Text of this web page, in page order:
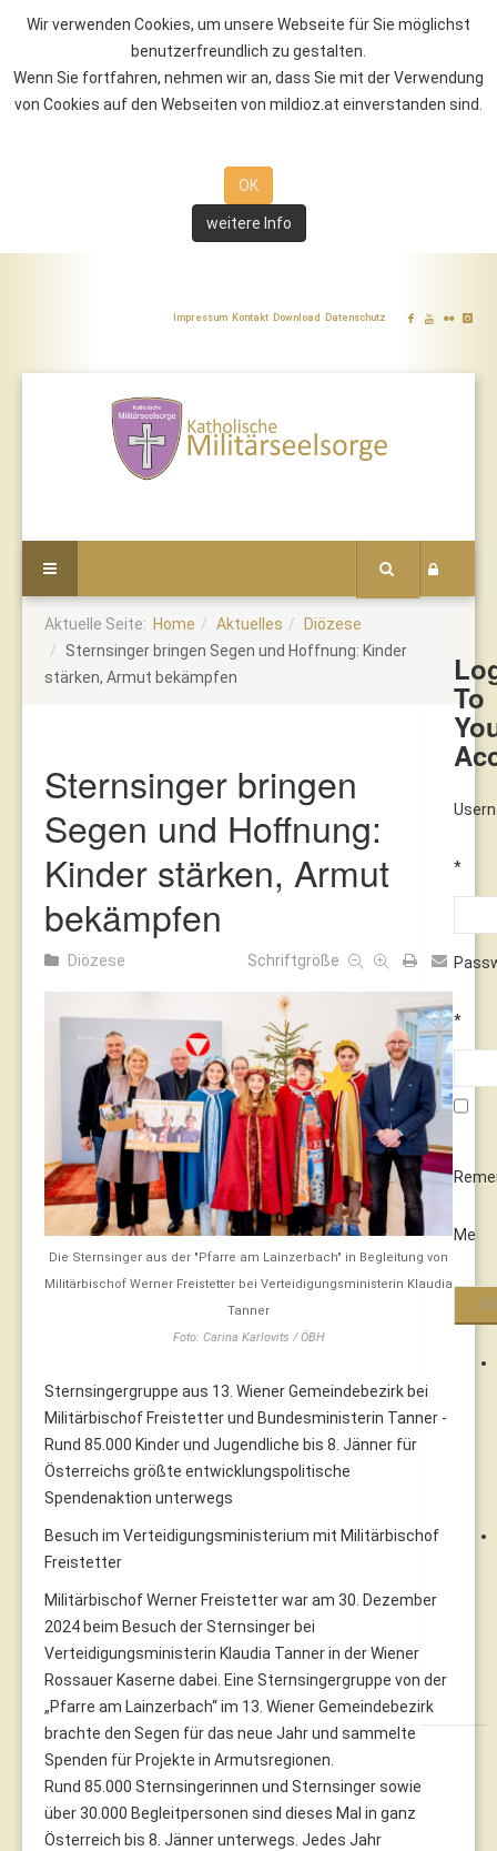
Wir verwenden Cookies, um unsere Webseite für Sie möglichst
benutzerfreundlich zu gestalten.
Wenn Sie fortfahren, nehmen wir an, dass Sie mit der Verwendung
von Cookies auf den Webseiten von mildioz.at einverstanden sind.
OK
weitere Info
Impressum Kontakt Download Datenschutz
To
*
*
Me
Aktuelle Seite: Home Aktuelles
Diözese
Sternsinger bringen Segen und Hoffnung: Kinder
stärken, Armut bekämpfen
Sternsinger bringen
Segen und Hoffnung:
Kinder stärken, Armut
bekämpfen
Diözese Schriftgröße
Die Sternsinger aus der "Pfarre am Lainzerbach" in Begleitung von
Militärbischof Werner Freistetter bei Verteidigungsministerin Klaudia
Tanner
Foto: Carina Karlovits / ÖBH
Sternsingergruppe aus 13. Wiener Gemeindebezirk bei
Militärbischof Freistetter und Bundesministerin Tanner -
Rund 85.000 Kinder und Jugendliche bis 8. Jänner für
Österreichs größte entwicklungspolitische
Spendenaktion unterwegs
Besuch im Verteidigungsministerium mit Militärbischof
Freistetter
Militärbischof Werner Freistetter war am 30. Dezember
2024 beim Besuch der Sternsinger bei
Verteidigungsministerin Klaudia Tanner in der Wiener
Rossauer Kaserne dabei. Eine Sternsingergruppe von der
„Pfarre am Lainzerbach“ im 13. Wiener Gemeindebezirk
brachte den Segen für das neue Jahr und sammelte
Spenden für Projekte in Armutsregionen.
Rund 85.000 Sternsingerinnen und Sternsinger sowie
über 30.000 Begleitpersonen sind dieses Mal in ganz
Österreich bis 8. Jänner unterwegs. Jedes Jahr